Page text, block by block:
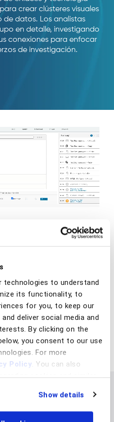
technologies to understand
its functionality, to
for you, to keep our
deliver social media and
By clicking on the
you consent to our use
For more
Policy. You can also
cookies and similar
Show details
crear clústeres visuales
de datos. Los analistas
en detalle, investigando
conexiones para enfocar
de investigación.
Station
mediante
de sesiones de alto riesgo,
y detalles clave detrás de
esta plataforma, los
con múltiples filtros
y tomar decisiones
confianza.